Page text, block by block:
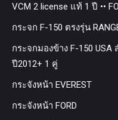
VCM 2 license แท้ 1 ปี ••
กระจก F-150 ตรงรุ่น
กระจกมองข้าง F-150 USA
ปี2012+ 1 คู่
กระจังหน้า EVEREST
กระจังหน้า FORD